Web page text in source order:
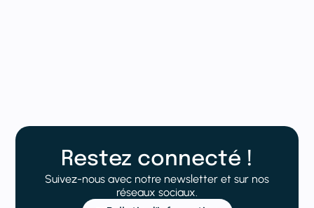
Restez connecté !
Suivez-nous avec notre newsletter et sur nos
réseaux sociaux.